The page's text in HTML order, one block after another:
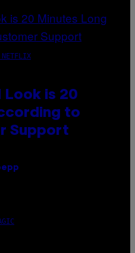
NETFLIX
Look is 20
to
Support